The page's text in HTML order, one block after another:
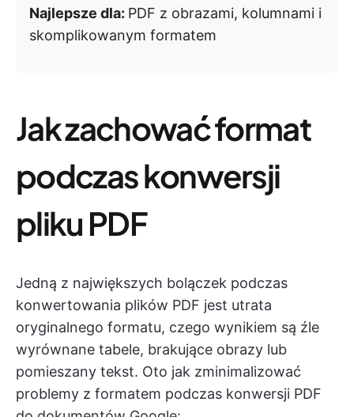
Najlepsze dla: PDF z obrazami, kolumnami i
skomplikowanym formatem
Jak zachować format
podczas konwersji
pliku PDF
Jedną z największych bolączek podczas
konwertowania plików PDF jest utrata
oryginalnego formatu, czego wynikiem są źle
wyrównane tabele, brakujące obrazy lub
pomieszany tekst. Oto jak zminimalizować
problemy z formatem podczas konwersji PDF